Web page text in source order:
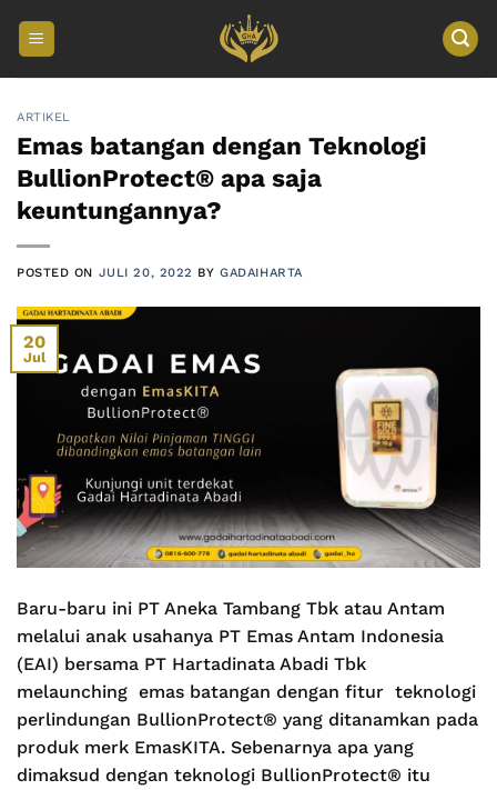
ARTIKEL
Emas batangan dengan Teknologi
BullionProtect® apa saja
keuntungannya?
POSTED ON JULI 20, 2022 BYGADAIHARTA
20
Jul
Baru-baru ini PT Aneka Tambang Tbk atau Antam
melalui anak usahanya PT Emas Antam Indonesia
(EAI) bersama PT Hartadinata Abadi Tbk
melaunching emas batangan dengan fitur teknologi
perlindungan BullionProtect® yang ditanamkan pada
produk merk EmasKITA. Sebenarnya apa yang
dimaksud dengan teknologi BullionProtect® itu